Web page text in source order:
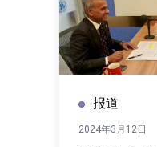
报道
2024年3月12日